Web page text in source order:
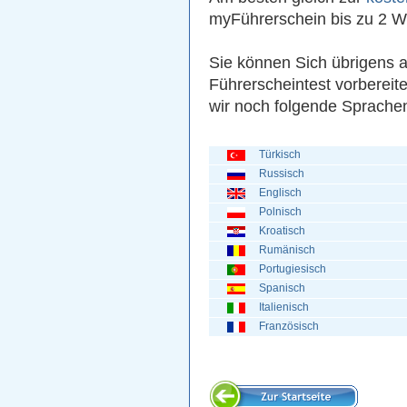
myFührerschein bis zu 2
Sie können Sich übrigens
Führerscheintest
wir noch folgende
Türkisch
Russisch
Englisch
Polnisch
Kroatisch
Rumänisch
Portugiesisch
Spanisch
Italienisch
Französisch